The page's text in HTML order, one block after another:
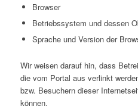
Browser
Betriebssystem und dessen
Sprache und Version der
Wir weisen darauf hin, dass
die vom Portal aus verlinkt
bzw. Besuchern dieser
können.